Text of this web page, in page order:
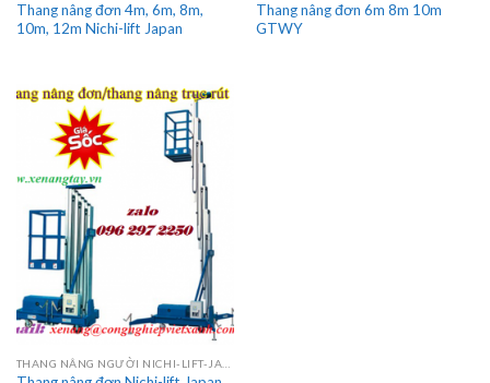
Thang nâng đơn 4m, 6m, 8m,
10m, 12m Nichi-lift Japan
Thang nâng đơn 6m 8m 10m
GTWY